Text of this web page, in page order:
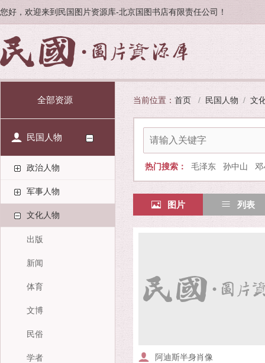
您好，欢迎来到民国图片资源库-北京国图书店有限责任公司！
全部资源
民国人物
政治人物
军事人物
文化人物
出版
新闻
体育
文博
民俗
学者
当前位置： 首页 / 民国人物 / 文
热门搜索： 毛泽东 孙中山
图片 列表
阿迪斯半身肖像